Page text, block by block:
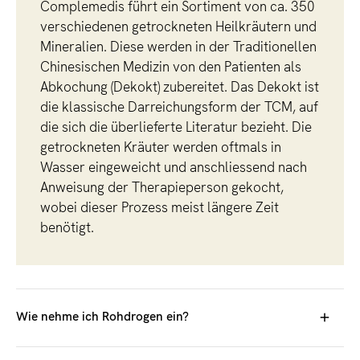
Höchstleistungen wichtig oder etwa auch in der Situation
vor Prüfungen bei Prüfungsangst oder Lampenfieber.
Complemedis führt ein Sortiment von ca. 350
verschiedenen getrockneten Heilkräutern und
Mineralien. Diese werden in der Traditionellen
Chinesischen Medizin von den Patienten als
Abkochung (Dekokt) zubereitet. Das Dekokt ist
die klassische Darreichungsform der TCM, auf
die sich die überlieferte Literatur bezieht. Die
getrockneten Kräuter werden oftmals in
Wasser eingeweicht und anschliessend nach
Anweisung der Therapieperson gekocht,
wobei dieser Prozess meist längere Zeit
benötigt.
Wie nehme ich Rohdrogen ein?